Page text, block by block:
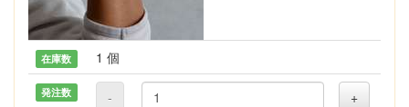
在庫数 1 個
発注数 - +